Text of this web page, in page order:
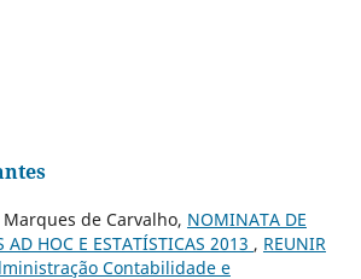
Marques de Carvalho, NOMINATA DE
AD HOC E ESTATÍSTICAS 2013 , REUNIR
Contabilidade e